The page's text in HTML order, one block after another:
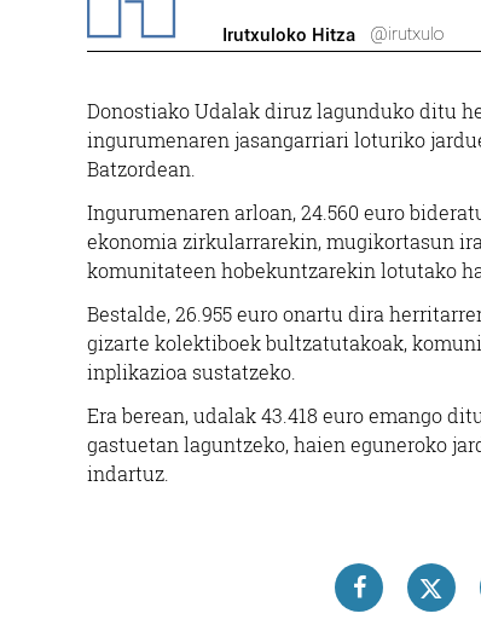
Irutxuloko Hitza @irutxulo
Donostiako Udalak diruz lagunduko ditu
ingurumenaren jasangarriari loturiko
Batzordean.
Ingurumenaren arloan, 24.560 euro
ekonomia zirkularrarekin, mugikortasun
komunitateen hobekuntzarekin lotutako
Bestalde, 26.955 euro onartu dira
gizarte kolektiboek bultzatutakoak,
inplikazioa sustatzeko.
Era berean, udalak 43.418 euro emango
gastuetan laguntzeko, haien eguneroko
indartuz.